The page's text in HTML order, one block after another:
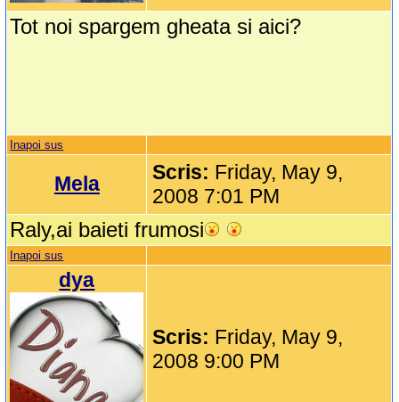
Tot noi spargem gheata si aici?
Inapoi sus
Mela Scris: Friday, May 9,
2008 7:01 PM
Raly,ai baieti frumosi
Inapoi sus
dya
Scris: Friday, May 9,
2008 9:00 PM